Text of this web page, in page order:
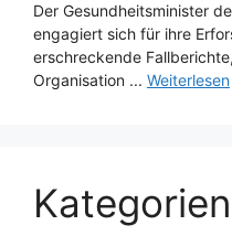
Der Gesundheitsminister
engagiert sich für ihre
erschreckende
Organisation ... Weiterlesen
Kategorien